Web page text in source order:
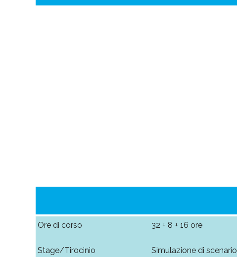
Ore di corso
32 + 8 + 16 ore
Stage/Tirocinio Simulazione di scenario